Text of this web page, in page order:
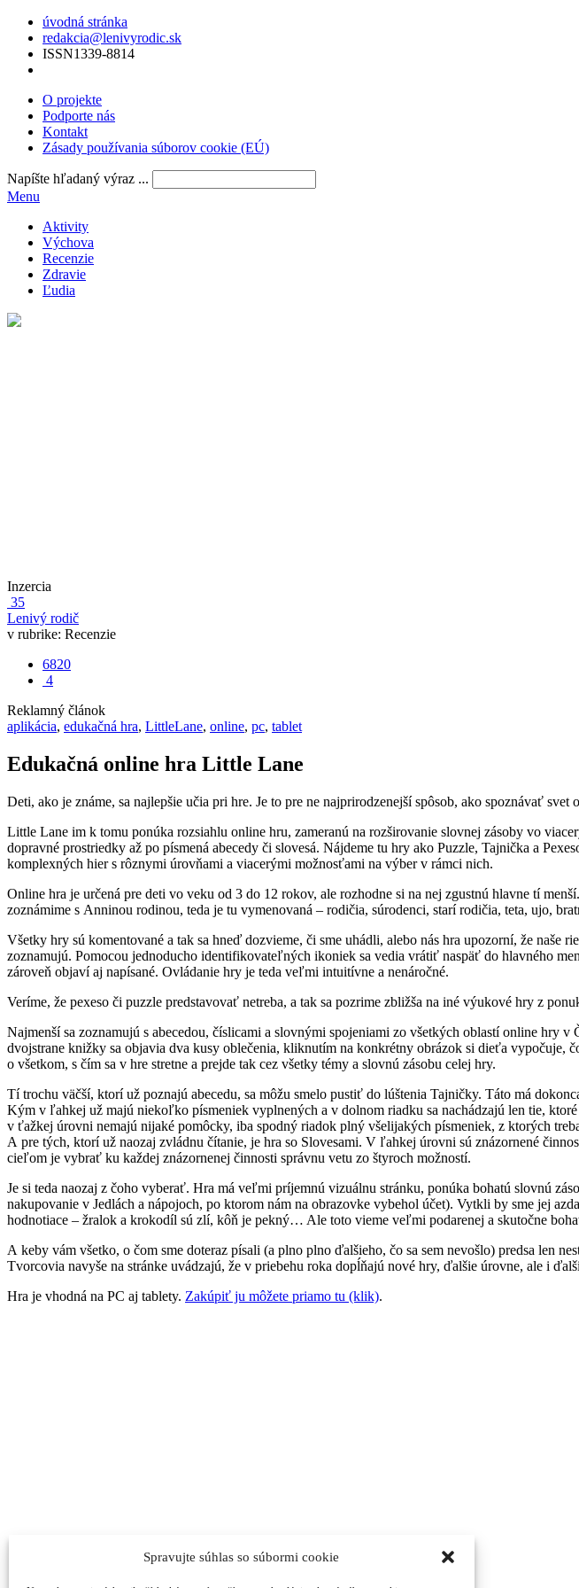
Spravujte súhlas so súbormi cookie
úvodná stránka
redakcia@lenivyrodic.sk
ISSN1339-8814
O projekte
Podporte nás
Kontakt
Zásady používania súborov cookie (EÚ)
Napíšte hľadaný výraz ...
Menu
Aktivity
Výchova
Recenzie
Zdravie
Ľudia
Inzercia
35
Lenivý rodič
v rubrike: Recenzie
6820
4
Reklamný článok
aplikácia, edukačná hra, LittleLane, online, pc, tablet
Edukačná online hra Little Lane
Deti, ako je známe, sa najlepšie učia pri hre. Je to pre ne najprirodzenejší spôsob, ako spoznávať svet
Little Lane im k tomu ponúka rozsiahlu online hru, zameranú na rozširovanie slovnej zásoby vo
dopravné prostriedky až po písmená abecedy či slovesá. Nájdeme tu hry ako Puzzle, Tajnička a
komplexných hier s rôznymi úrovňami a viacerými možnosťami na výber v rámci nich.
Online hra je určená pre deti vo veku od 3 do 12 rokov, ale rozhodne si na nej zgustnú hlavne tí
zoznámime s Anninou rodinou, teda je tu vymenovaná – rodičia, súrodenci, starí rodičia, teta, ujo,
Všetky hry sú komentované a tak sa hneď dozvieme, či sme uhádli, alebo nás hra upozorní, že
zoznamujú. Pomocou jednoducho identifikovateľných ikoniek sa vedia vrátiť naspäť do hlavného
zároveň objaví aj napísané. Ovládanie hry je teda veľmi intuitívne a nenáročné.
Veríme, že pexeso či puzzle predstavovať netreba, a tak sa pozrime zbližša na iné výukové hry z
Najmenší sa zoznamujú s abecedou, číslicami a slovnými spojeniami zo všetkých oblastí online
dvojstrane knižky sa objavia dva kusy oblečenia, kliknutím na konkrétny obrázok si dieťa vypočuje,
o všetkom, s čím sa v hre stretne a prejde tak cez všetky témy a slovnú zásobu celej hry.
Tí trochu väčší, ktorí už poznajú abecedu, sa môžu smelo pustiť do lúštenia Tajničky. Táto má
Kým v ľahkej už majú niekoľko písmeniek vyplnených a v dolnom riadku sa nachádzajú len tie,
v ťažkej úrovni nemajú nijaké pomôcky, iba spodný riadok plný všelijakých písmeniek, z ktorých
A pre tých, ktorí už naozaj zvládnu čítanie, je hra so Slovesami. V ľahkej úrovni sú znázornené
cieľom je vybrať ku každej znázornenej činnosti správnu vetu zo štyroch možností.
Je si teda naozaj z čoho vyberať. Hra má veľmi príjemnú vizuálnu stránku, ponúka bohatú slovnú
nakupovanie v Jedlách a nápojoch, po ktorom nám na obrazovke vybehol účet). Vytkli by sme jej
hodnotiace – žralok a krokodíl sú zlí, kôň je pekný… Ale toto vieme veľmi podarenej a skutočne
A keby vám všetko, o čom sme doteraz písali (a plno plno ďalšieho, čo sa sem nevošlo) predsa len
Tvorcovia navyše na stránke uvádzajú, že v priebehu roka dopĺňajú nové hry, ďalšie úrovne, ale i
Hra je vhodná na PC aj tablety. Zakúpiť ju môžete priamo tu (klik).